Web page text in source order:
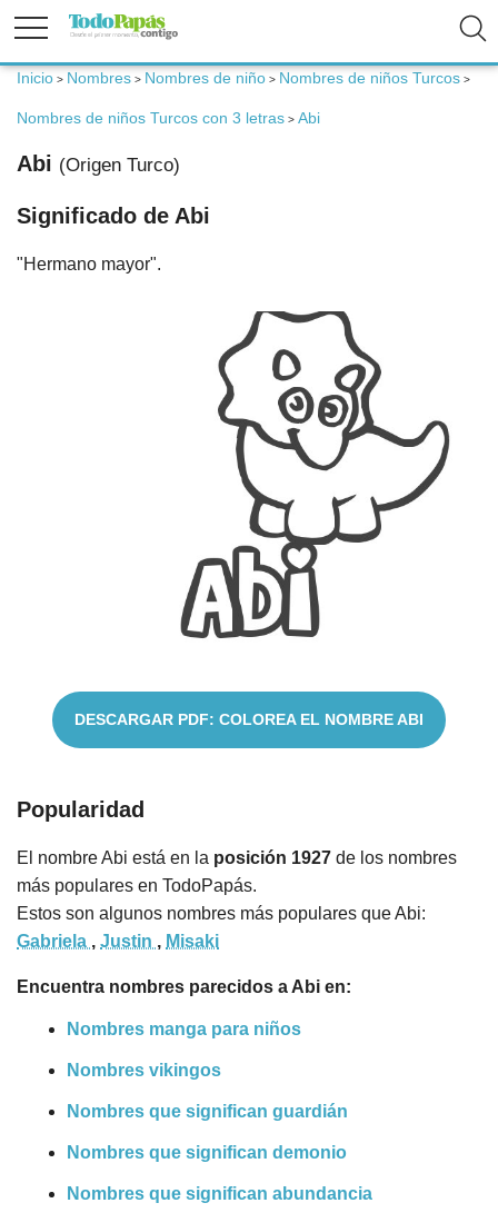
Embarazo
Inicio > Nombres > Nombres de niño > Nombres de niños Turcos >
Nombres de niños Turcos con 3 letras > Abi
Abi (Origen Turco)
Significado de Abi
"Hermano mayor".
DESCARGAR PDF: COLOREA EL NOMBRE ABI
Popularidad
El nombre Abi está en la posición 1927 de los nombres
más populares en TodoPapás.
Estos son algunos nombres más populares que Abi:
Gabriela , Justin , Misaki
Encuentra nombres parecidos a Abi en:
Nombres manga para niños
Nombres vikingos
Nombres que significan guardián
Nombres que significan demonio
Nombres que significan abundancia